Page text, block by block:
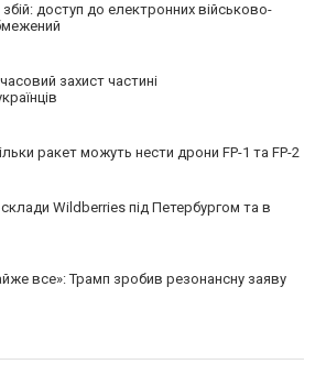
доступ до електронних військово-
захист частині
ракет можуть нести дрони FP-1 та FP-2
Wildberries під Петербургом та в
все»: Трамп зробив резонансну заяву